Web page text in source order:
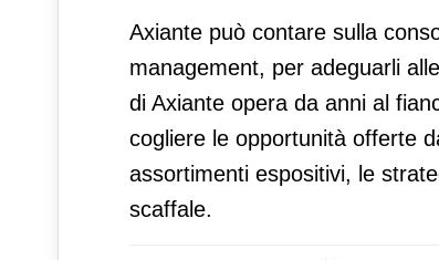
Axiante può contare sulla
management, per adeguarli
di Axiante opera da anni al
cogliere le opportunità offerte
assortimenti espositivi, le
scaffale.